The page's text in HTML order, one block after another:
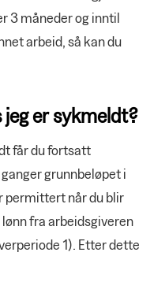
3 måneder og inntil
arbeid, så kan du
er sykmeldt?
får du fortsatt
grunnbeløpet i
permittert når du blir
fra arbeidsgiveren
1). Etter dette